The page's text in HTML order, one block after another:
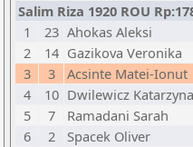
Salim Riza 1920 ROU
1
23 Ahokas Aleksi
2
14 Gazikova Veronika
3
3 Acsinte Matei-Ionut
4
10 Dwilewicz Katarzyna
5
7 Ramadani Sarah
6
2 Spacek Oliver